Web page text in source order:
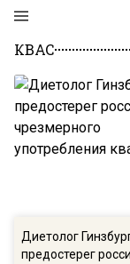
КВАС
Диетолог
предостерег